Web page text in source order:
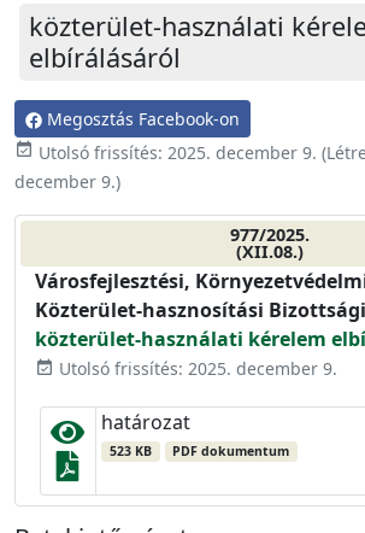
közterület-használati
elbírálásáról
Megosztás Facebook-on
event_available Utolsó frissítés: 2025. december 9.
december 9.)
977/2025.
(XII.08.)
Városfejlesztési,
Közterület-hasznosítási
közterület-használati kérelem
event_available Utolsó frissítés: 2025. december 9.
határozat
523 KB PDF dokumentum